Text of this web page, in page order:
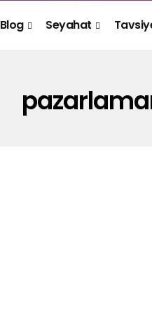
Blog Seyahat